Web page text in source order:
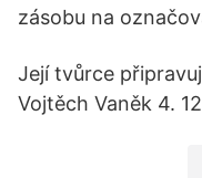
zásobu na
Její tvůrce
Vojtěch Vaněk 4.